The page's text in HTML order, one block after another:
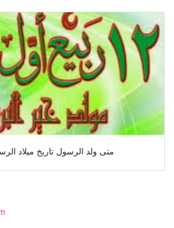
متى ولد الرسول تاريخ ميلاد